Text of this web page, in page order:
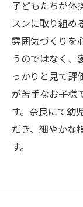
子どもたちが体
スンに取り組め
雰囲気づくりを
うのではなく、
っかりと見て評
が苦手なお子様
す。奈良にて幼
だき、細やかな
す。